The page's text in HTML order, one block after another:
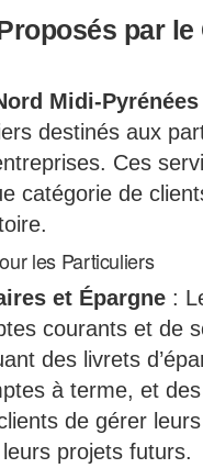
par
Midi-Pyrénées
destinés aux
Ces
catégorie de
les Particuliers
et Épargne:
courants et de
des livrets
à terme, et
de gérer
projets futurs.